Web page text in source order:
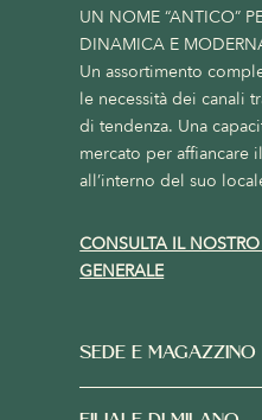
UN NOME “ANTICO”
DINAMICA E
Un assortimento
le necessità dei canali
di tendenza. Una
mercato per affiancare
all’interno del suo
CONSULTA IL
GENERALE
SEDE E MAGAZZINO